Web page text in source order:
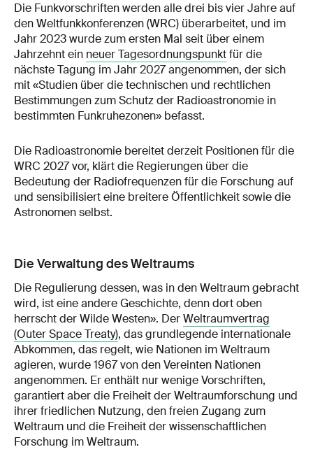
Die Funkvorschriften werden alle drei bis vier Jahre auf
den Weltfunkkonferenzen (WRC) überarbeitet, und im
Jahr 2023 wurde zum ersten Mal seit über einem
Jahrzehnt ein neuer Tagesordnungspunktfür die
nächste Tagung im Jahr 2027 angenommen, der sich
mit «Studien über die technischen und rechtlichen
Bestimmungen zum Schutz der Radioastronomie in
bestimmten Funkruhezonen» befasst.
Die Radioastronomie bereitet derzeit Positionen für die
WRC 2027 vor, klärt die Regierungen über die
Bedeutung der Radiofrequenzen für die Forschung auf
und sensibilisiert eine breitere Öffentlichkeit sowie die
Astronomen selbst.
Die Verwaltung des Weltraums
Die Regulierung dessen, was in den Weltraum gebracht
wird, ist eine andere Geschichte, denn dort oben
herrscht der Wilde Westen». DerWeltraumvertrag
(Outer Space Treaty), das grundlegende internationale
Abkommen, das regelt, wie Nationen im Weltraum
agieren, wurde 1967 von den Vereinten Nationen
angenommen. Er enthält nur wenige Vorschriften,
garantiert aber die Freiheit der Weltraumforschung und
ihrer friedlichen Nutzung, den freien Zugang zum
Weltraum und die Freiheit der wissenschaftlichen
Forschung im Weltraum.